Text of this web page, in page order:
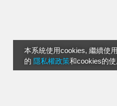
本系統使用cookies, 繼續使
的 隱私權政策和cookies的使